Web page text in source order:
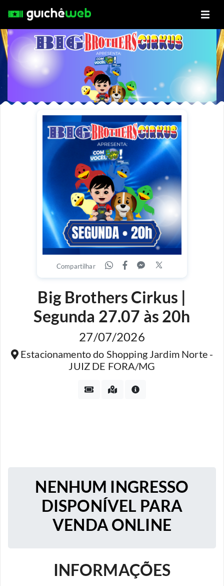
Compartilhar
Big Brothers Cirkus |
Segunda 27.07 às 20h
27/07/2026
Estacionamento do Shopping Jardim Norte -
JUIZ DE FORA/MG
NENHUM INGRESSO
DISPONÍVEL PARA
VENDA ONLINE
INFORMAÇÕES